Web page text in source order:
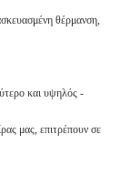
θέρμανση,
και υψηλός -
μας, επιτρέπουν σε